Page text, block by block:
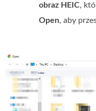
obraz HEIC,
Open, aby